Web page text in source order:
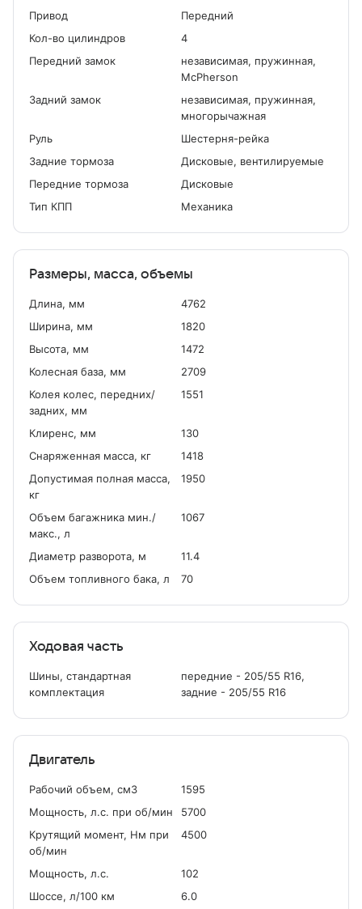
Привод
Передний
Кол-во цилиндров
4
Передний замок
независимая, пружинная,
McPherson
Задний замок
независимая, пружинная,
многорычажная
Руль
Шестерня-рейка
Задние тормоза
Дисковые, вентилируемые
Передние тормоза
Дисковые
Тип КПП
Механика
Размеры, масса, объемы
Длина, мм
4762
Ширина, мм
1820
Высота, мм
1472
Колесная база, мм
2709
Колея колес, передних/
задних, мм
1551
Клиренс, мм
130
Снаряженная масса, кг
1418
Допустимая полная масса,
кг
1950
Объем багажника мин./
макс., л
1067
Диаметр разворота, м
11.4
Объем топливного бака, л
70
Ходовая часть
Шины, стандартная
комплектация
передние - 205/55 R16,
задние - 205/55 R16
Двигатель
Рабочий объем, см3
1595
Мощность, л.с. при об/мин
5700
Крутящий момент, Нм при
об/мин
4500
Мощность, л.с.
102
Шоссе, л/100 км
6.0